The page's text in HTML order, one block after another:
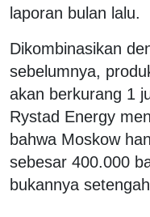
laporan bulan lalu.
Dikombinasikan
sebelumnya,
akan berkurang 1
Rystad Energy
bahwa Moskow
sebesar 400.000
bukannya